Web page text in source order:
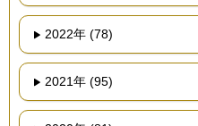
2022年 (78)
2021年 (95)